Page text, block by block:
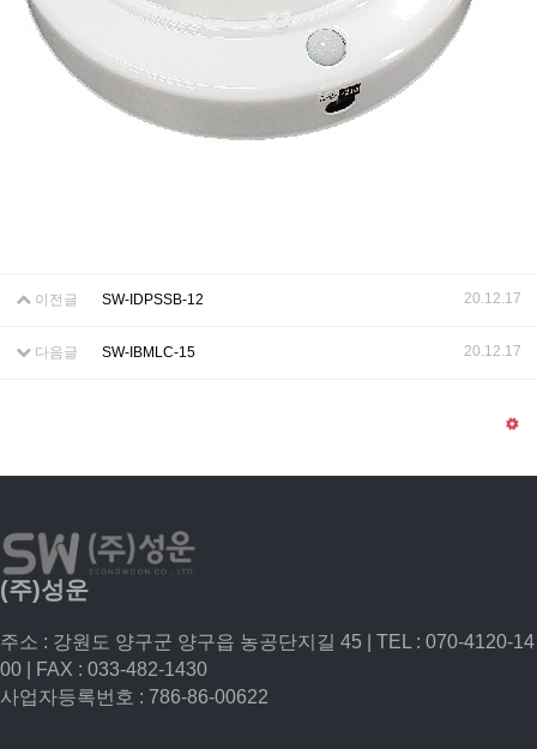
이전글 SW-IDPSSB-12 20.12.17
다음글 SW-IBMLC-15 20.12.17
(주)성운
주소 : 강원도 양구군 양구읍 농공단지길 45 | TEL : 070-4120-14
00 | FAX : 033-482-1430
사업자등록번호 : 786-86-00622